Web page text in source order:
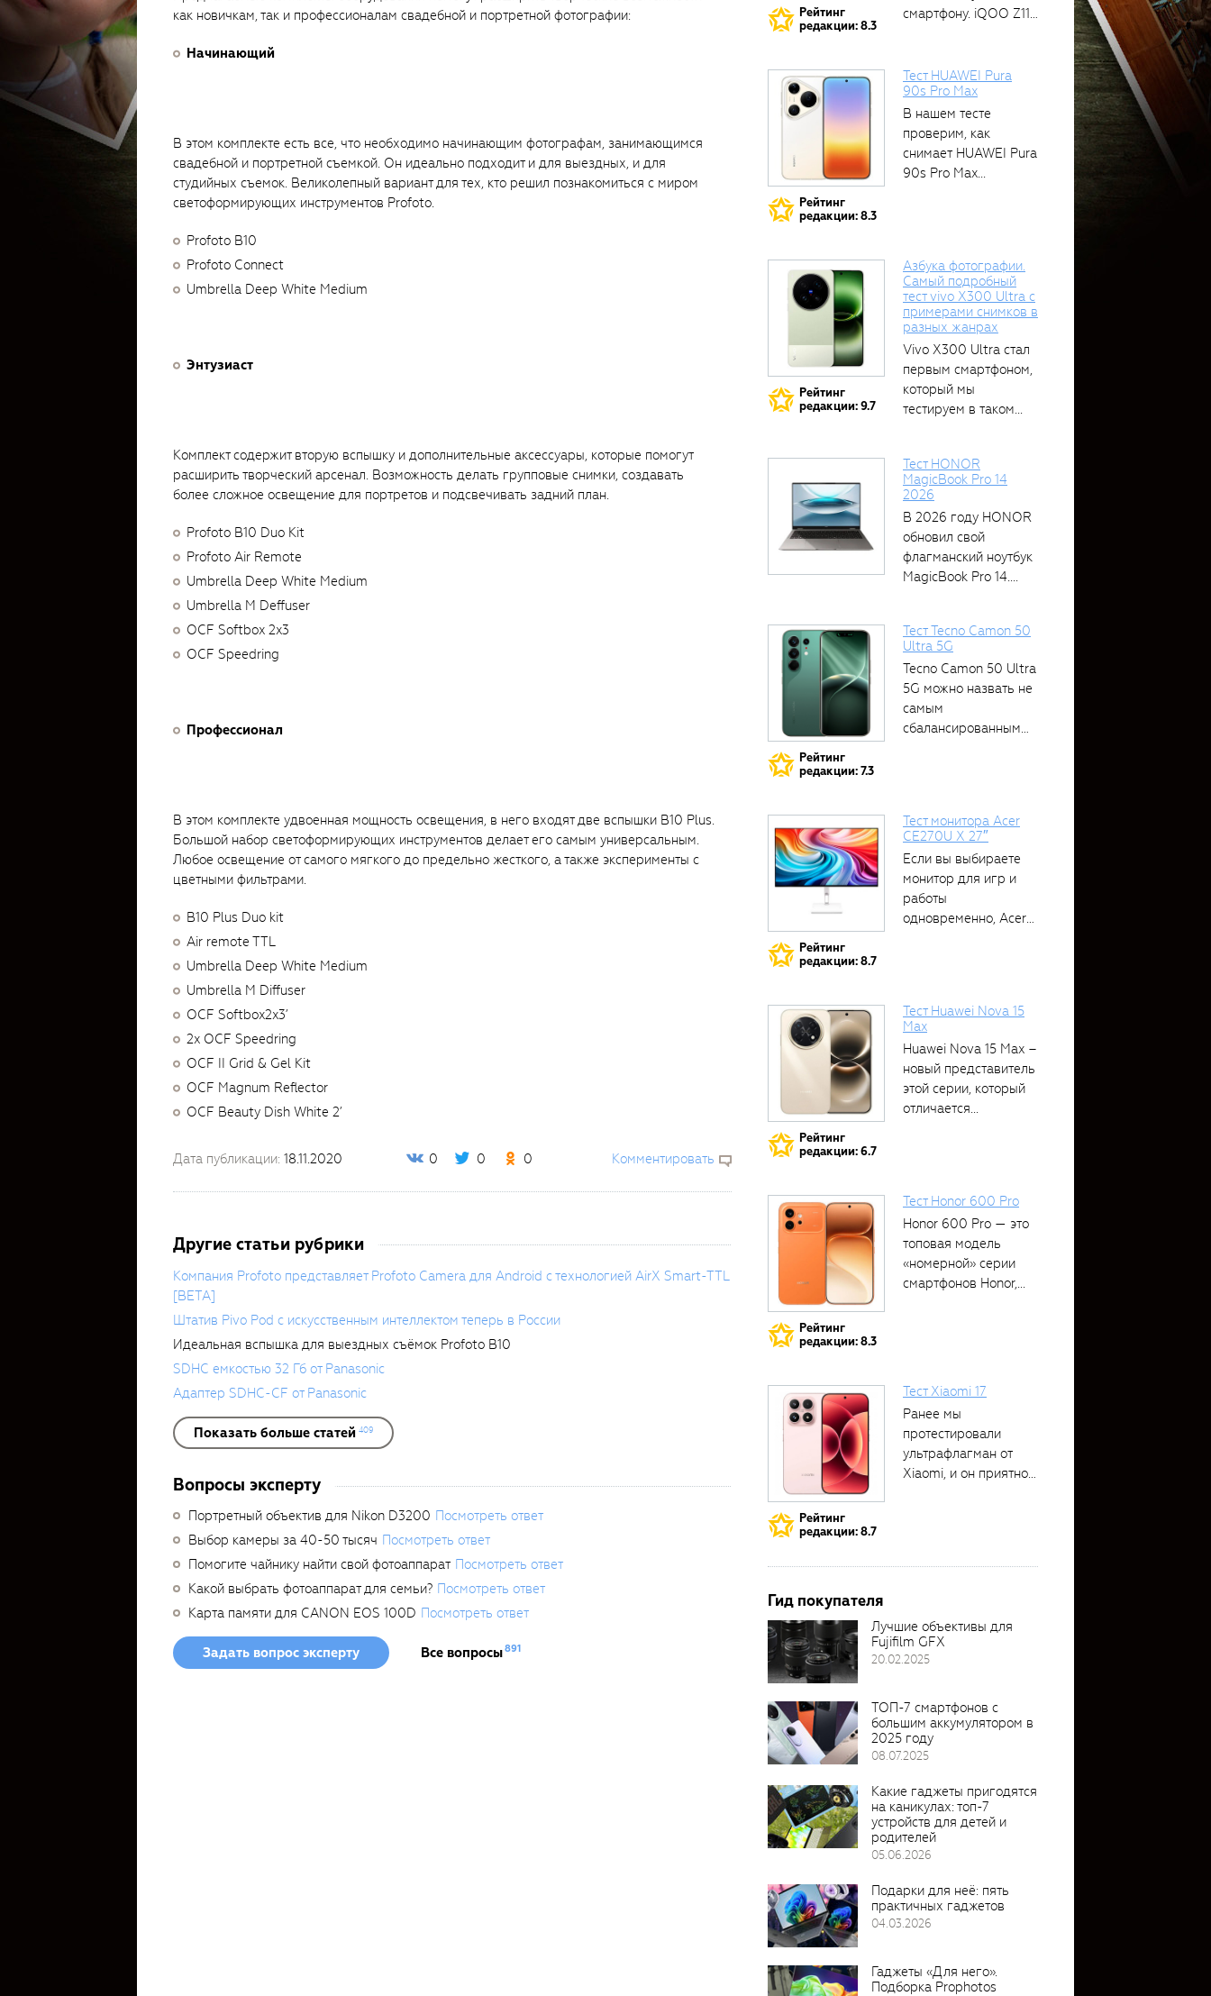
как новичкам, так и профессионалам свадебной и портретной фотографии:
Начинающий
В этом комплекте есть все, что необходимо начинающим фотографам, занимающимся
свадебной и портретной съемкой. Он идеально подходит и для выездных, и для
студийных съемок. Великолепный вариант для тех, кто решил познакомиться с миром
светоформирующих инструментов Profoto.
Profoto B10
Profoto Connect
Umbrella Deep White Medium
Энтузиаст
Комплект содержит вторую вспышку и дополнительные аксессуары, которые помогут
расширить творческий арсенал. Возможность делать групповые снимки, создавать
более сложное освещение для портретов и подсвечивать задний план.
Profoto B10 Duo Kit
Profoto Air Remote
Umbrella Deep White Medium
Umbrella M Deffuser
OCF Softbox 2x3
OCF Speedring
Профессионал
В этом комплекте удвоенная мощность освещения, в него входят две вспышки B10 Plus.
Большой набор светоформирующих инструментов делает его самым универсальным.
Любое освещение от самого мягкого до предельно жесткого, а также эксперименты с
цветными фильтрами.
B10 Plus Duo kit
Air remote TTL
Umbrella Deep White Medium
Umbrella M Diffuser
OCF Softbox2x3’
2x OCF Speedring
OCF II Grid & Gel Kit
OCF Magnum Reflector
OCF Beauty Dish White 2’
Дата публикации: 18.11.2020 0 0 0 Комментировать
Другие статьи рубрики
Компания Profoto представляет Profoto Camera для Android с технологией AirX Smart-TTL
[BETA]
Штатив Pivo Pod с искусственным интеллектом теперь в России
Идеальная вспышка для выездных съёмок Profoto B10
SDHC емкостью 32 Гб от Panasonic
Адаптер SDHC-CF от Panasonic
Показать больше статей 409
Вопросы эксперту
Портретный объектив для Nikon D3200 Посмотреть ответ
Выбор камеры за 40-50 тысяч Посмотреть ответ
Помогите чайнику найти свой фотоаппарат Посмотреть ответ
Какой выбрать фотоаппарат для семьи? Посмотреть ответ
Карта памяти для CANON EOS 100D Посмотреть ответ
Задать вопрос эксперту Все вопросы891
Рейтинг
редакции: 8.3
смартфону. iQOO Z11
Рейтинг
редакции: 8.3
Тест HUAWEI Pura
90s Pro Max
В нашем тесте
проверим, как
снимает HUAWEI Pura
90s Pro Max...
Рейтинг
редакции: 9.7
Азбука фотографии.
Самый подробный
тест vivo X300 Ultra с
примерами снимков в
разных жанрах
Vivo X300 Ultra стал
первым смартфоном,
который мы
тестируем в таком...
Тест HONOR
MagicBook Pro 14
2026
В 2026 году HONOR
обновил свой
флагманский ноутбук
MagicBook Pro 14....
Рейтинг
редакции: 7.3
Тест Tecno Camon 50
Ultra 5G
Tecno Camon 50 Ultra
5G можно назвать не
самым
сбалансированным
Рейтинг
редакции: 8.7
Тест монитора Acer
CE270U X 27″
Если вы выбираете
монитор для игр и
работы
одновременно, Acer
Рейтинг
редакции: 6.7
Тест Huawei Nova 15
Max
Huawei Nova 15 Max –
новый представитель
этой серии, который
отличается...
Рейтинг
редакции: 8.3
Тест Honor 600 Pro
Honor 600 Pro — это
топовая модель
«номерной» серии
смартфонов Honor,...
Рейтинг
редакции: 8.7
Тест Xiaomi 17
Ранее мы
протестировали
ультрафлагман от
Xiaomi, и он приятно
Гид покупателя
Лучшие объективы для
Fujifilm GFX
20.02.2025
ТОП-7 смартфонов с
большим аккумулятором в
2025 году
08.07.2025
Какие гаджеты пригодятся
на каникулах: топ-7
устройств для детей и
родителей
05.06.2026
Подарки для неё: пять
практичных гаджетов
04.03.2026
Гаджеты «Для него».
Подборка Prophotos